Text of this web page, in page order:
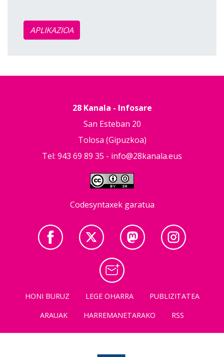
APLIKAZIOA
28 Kanala - Infosare
San Esteban 20
Tolosa (Gipuzkoa)
Tel: 943 69 89 35 - info@28kanala.eus
Codesyntaxek garatua
HONI BURUZ LEGE OHARRA
PUBLIZITATEA
ARAUAK
HARREMANETARAKO RSS